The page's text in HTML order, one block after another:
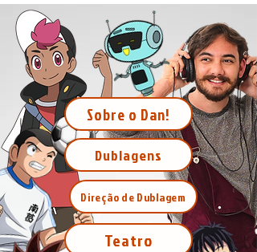
Sobre o Dan!
Dublagens
Direção de Dublagem
Teatro